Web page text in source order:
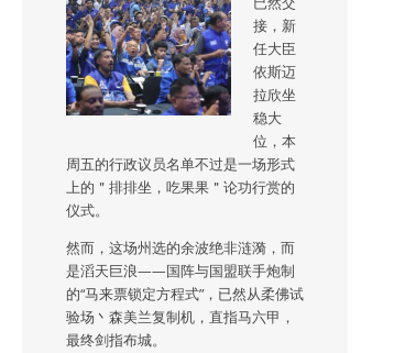
接，新
任大臣
依斯迈
拉欣坐
稳大
位，本
周五的行政议员名单不过是一场形式
上的＂排排坐，吃果果＂论功行赏的
仪式。
然而，这场州选的余波绝非涟漪，而
是滔天巨浪——国阵与国盟联手炮制
的“马来票锁定方程式”，已然从柔佛试
验场丶森美兰复制机，直指马六甲，
最终剑指布城。